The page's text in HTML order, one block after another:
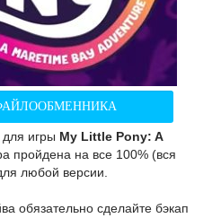
игры My Little Pony: A
пройдена на все 100% (вся
любой версии.
обязательно сделайте бэкап